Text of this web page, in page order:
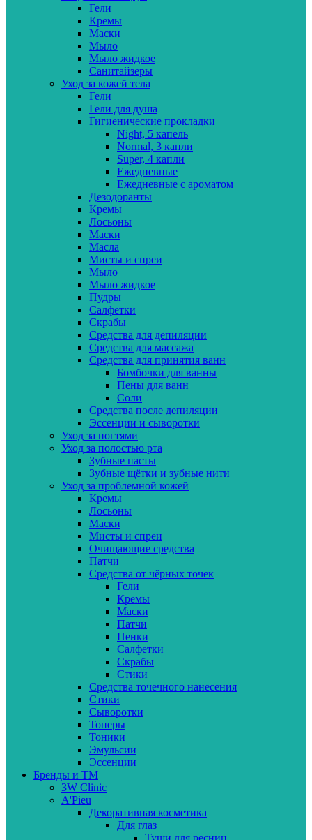
Гели
Кремы
Маски
Мыло
Мыло жидкое
Санитайзеры
Уход за кожей тела
Гели
Гели для душа
Гигиенические прокладки
Night, 5 капель
Normal, 3 капли
Super, 4 капли
Ежедневные
Ежедневные с ароматом
Дезодоранты
Кремы
Лосьоны
Маски
Масла
Мисты и спреи
Мыло
Мыло жидкое
Пудры
Салфетки
Скрабы
Средства для депиляции
Средства для массажа
Средства для принятия ванн
Бомбочки для ванны
Пены для ванн
Соли
Средства после депиляции
Эссенции и сыворотки
Уход за ногтями
Уход за полостью рта
Зубные пасты
Зубные щётки и зубные нити
Уход за проблемной кожей
Кремы
Лосьоны
Маски
Мисты и спреи
Очищающие средства
Патчи
Средства от чёрных точек
Гели
Кремы
Маски
Патчи
Пенки
Салфетки
Скрабы
Стики
Средства точечного нанесения
Стики
Сыворотки
Тонеры
Тоники
Эмульсии
Эссенции
Бренды и ТМ
3W Clinic
A'Pieu
Декоративная косметика
Для глаз
Туши для ресниц